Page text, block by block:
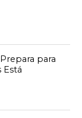
para
Está